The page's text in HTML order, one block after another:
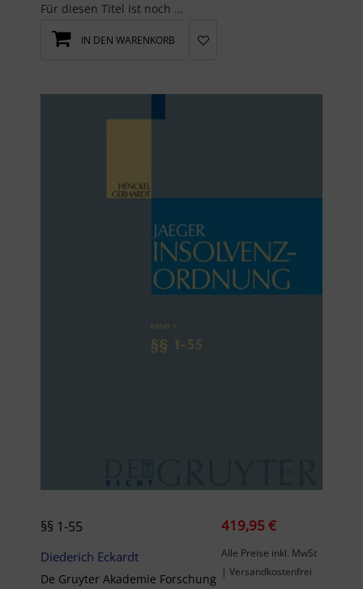
Für diesen Titel ist noch kein Beschreibungstext vorhanden.
IN DEN WARENKORB
§§ 1-55
Diederich Eckardt
De Gruyter Akademie Forschung
419,95 €
Alle Preise inkl. MwSt
| Versandkostenfrei